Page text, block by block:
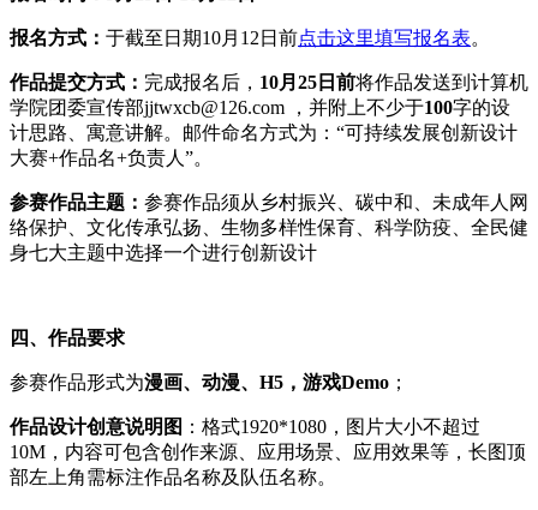
报名方式： 于截至日期10月12日前点击这里填写报名表。
作品提交方式： 完成报名后， 10月25日前将作品发送到计算机
学院团委宣传部jjtwxcb@126.com ，并附上不少于100字的设
计思路、寓意讲解。邮件命名方式为：“可持续发展创新设计
大赛+作品名+负责人”。
参赛作品主题： 参赛作品须从乡村振兴、碳中和、未成年人网
络保护、文化传承弘扬、生物多样性保育、科学防疫、全民健
身七大主题中选择一个进行创新设计
四、作品要求
参赛作品形式为漫画、动漫、H5，游戏Demo ；
作品设计创意说明图 ：格式1920*1080，图片大小不超过
10M，内容可包含创作来源、应用场景、应用效果等，长图顶
部左上角需标注作品名称及队伍名称。